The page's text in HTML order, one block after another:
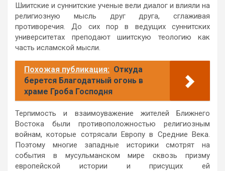
Шиитские и суннитские ученые вели диалог и влияли на
религиозную мысль друг друга, сглаживая
противоречия. До сих пор в ведущих суннитских
университетах преподают шиитскую теологию как
часть исламской мысли.
Похожая публикация: Откуда
берется Благодатный огонь в
храме Гроба Господня
Терпимость и взаимоуважение жителей Ближнего
Востока были противоположностью религиозным
войнам, которые сотрясали Европу в Средние Века.
Поэтому многие западные историки смотрят на
события в мусульманском мире сквозь призму
европейской истории и присущих ей